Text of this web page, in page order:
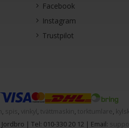
Facebook
Instagram
Trustpilot
, spis , vinkyl , tvättmaskin , torktumlare ,
Jordbro | Tel: 010-330 20 12 | Email: